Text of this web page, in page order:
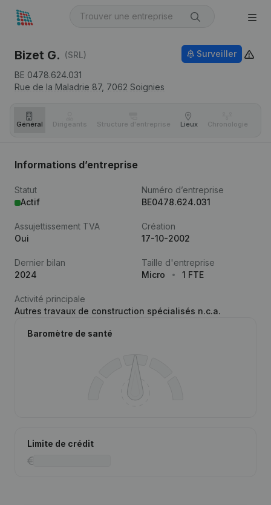
Bizet G. (SRL)
BE 0478.624.031
Rue de la Maladrie 87, 7062 Soignies
Surveiller
Général Dirigeants Structure d'entreprise Lieux Chronologie
Informations d’entreprise
Statut
Actif
Numéro d’entreprise
BE0478.624.031
Assujettissement TVA
Oui
Création
17-10-2002
Dernier bilan
2024
Taille d'entreprise
Micro
1 FTE
Activité principale
Autres travaux de construction spécialisés n.c.a.
Baromètre de santé
Limite de crédit